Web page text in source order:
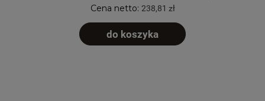
Cena netto: 238,81 zł
do koszyka